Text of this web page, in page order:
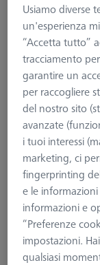
Home
Macchine CMM e
Set di calibrazione
Senza sfere
Set RSH di
contenente,
istruzioni all'uso.
di misura e la
un supporto di
Usiamo diverse
un'esperienza
“Accetta tutto”
tracciamento
garantire un
per raccogliere
del nostro sito
avanzate
i tuoi interessi
marketing, ci
fingerprinting
e le
informazioni e
“Preferenze
impostazioni.
qualsiasi